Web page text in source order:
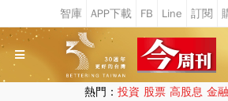
熱門： 投資 股票 高股息 金